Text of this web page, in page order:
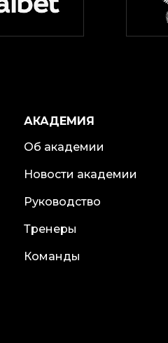
АКАДЕМИЯ
Об академии
Новости академии
Руководство
Тренеры
Команды